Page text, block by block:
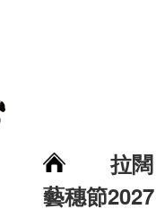
拉闊
藝穗節2027